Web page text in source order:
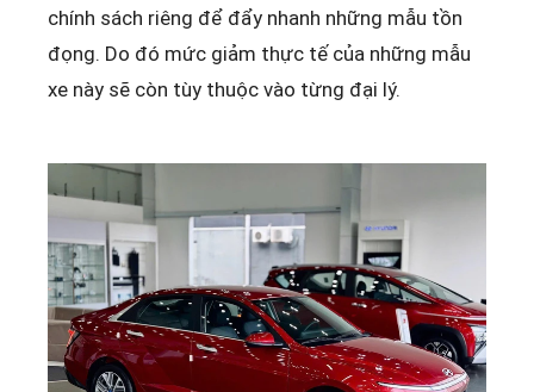
chính sách riêng để đẩy nhanh những mẫu tồn
đọng. Do đó mức giảm thực tế của những mẫu
xe này sẽ còn tùy thuộc vào từng đại lý.